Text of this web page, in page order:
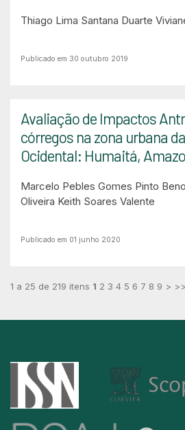
Thiago Lima Santana Duarte
Publicado em 30 outubro 2019
Avaliação de Impactos
córregos na zona urbana
Ocidental: Humaitá,
Marcelo Pebles Gomes Pinto
Oliveira Keith Soares Valente
Publicado em 01 junho 2020
1 a 25 de 219 itens 1 2 3 4 5 6 7 8 9 > >>